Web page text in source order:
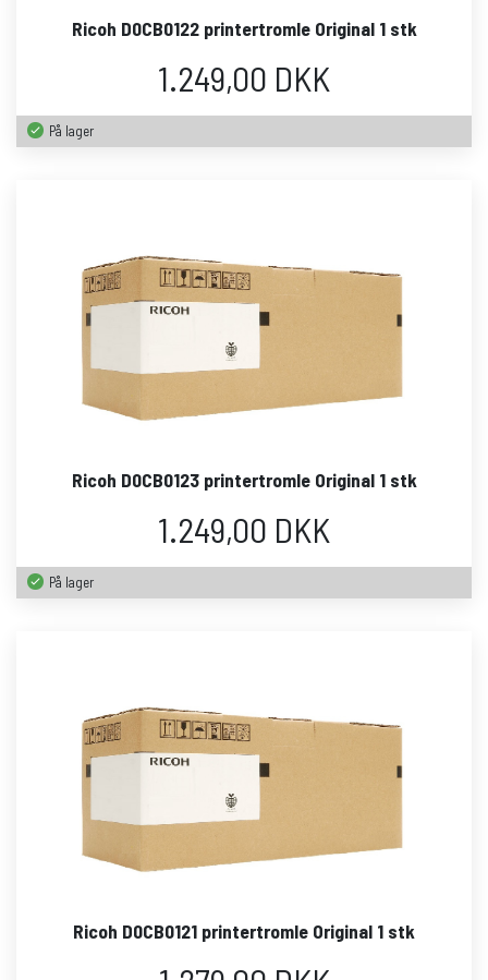
Ricoh D0CB0122 printertromle Original 1 stk
1.249,00 DKK
På lager
Ricoh D0CB0123 printertromle Original 1 stk
1.249,00 DKK
På lager
Ricoh D0CB0121 printertromle Original 1 stk